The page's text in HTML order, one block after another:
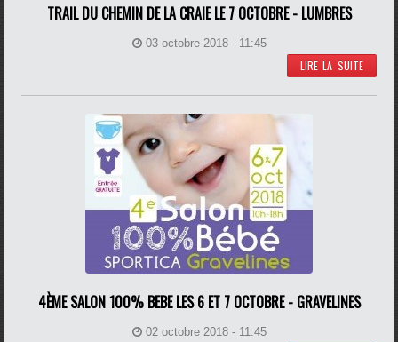
TRAIL DU CHEMIN DE LA CRAIE LE 7 OCTOBRE - LUMBRES
03 octobre 2018 - 11:45
LIRE LA SUITE
4ÈME SALON 100% BEBE LES 6 ET 7 OCTOBRE - GRAVELINES
02 octobre 2018 - 11:45